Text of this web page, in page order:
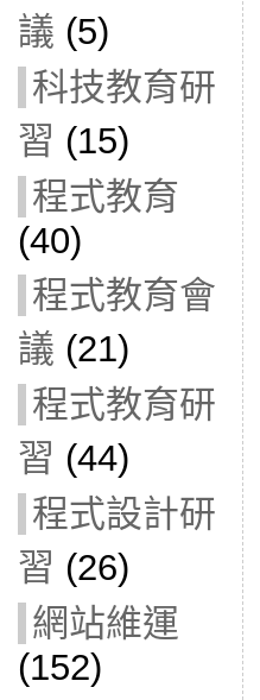
議 (5)
科技教育研
習 (15)
程式教育
(40)
程式教育會
議 (21)
程式教育研
習 (44)
程式設計研
習 (26)
網站維運
(152)